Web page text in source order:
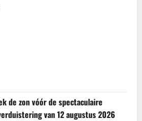
de zon vóór de spectaculaire
van 12 augustus 2026